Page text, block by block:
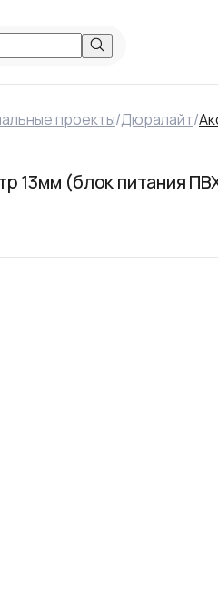
проекты/Дюралайт/
(блок питания